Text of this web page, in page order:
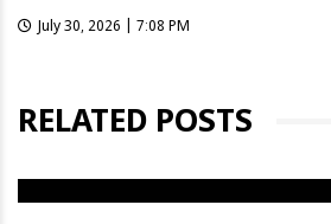
July 30, 2026 | 7:08 PM
RELATED POSTS